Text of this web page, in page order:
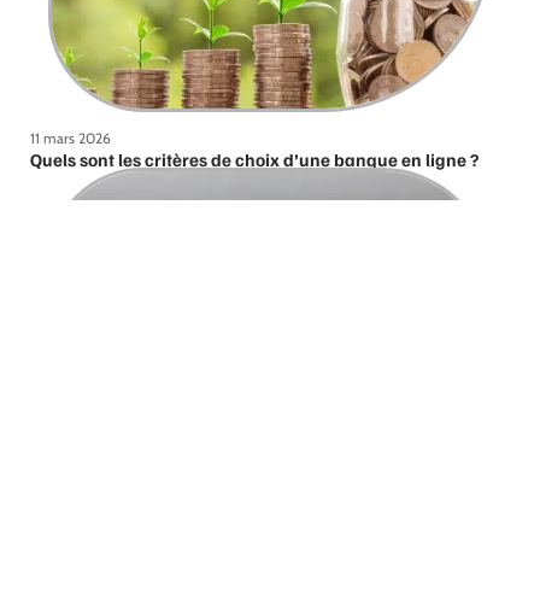
11 mars 2026
Quels sont les critères de choix d’une banque en ligne ?